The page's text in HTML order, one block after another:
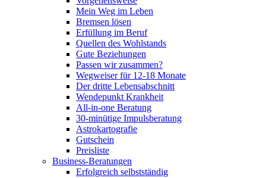
Mein Weg im Leben
Bremsen lösen
Erfüllung im Beruf
Quellen des Wohlstands
Gute Beziehungen
Passen wir zusammen?
Wegweiser für 12-18 Monate
Der dritte Lebensabschnitt
Wendepunkt Krankheit
All-in-one Beratung
30-minütige Impulsberatung
Astrokartografie
Gutschein
Preisliste
Business-Beratungen
Erfolgreich selbstständig